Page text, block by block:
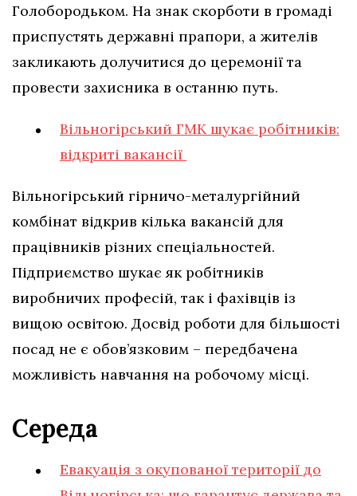
Голобородьком. На знак скорботи в громаді
приспустять державні прапори, а жителів
закликають долучитися до церемонії та
провести захисника в останню путь.
Вільногірський ГМК шукає робітників:
відкриті вакансії
Вільногірський гірничо-металургійний
комбінат відкрив кілька вакансій для
працівників різних спеціальностей.
Підприємство шукає як робітників
виробничих професій, так і фахівців із
вищою освітою. Досвід роботи для більшості
посад не є обов’язковим – передбачена
можливість навчання на робочому місці.
Середа
Евакуація з окупованої території до